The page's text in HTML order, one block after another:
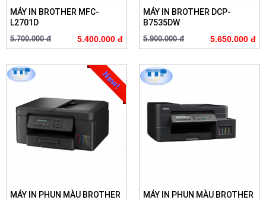
MÁY IN BROTHER MFC-
L2701D
5.700.000 đ 5.400.000 đ
MÁY IN BROTHER DCP-
B7535DW
5.900.000 đ 5.650.000 đ
MÁY IN PHUN MÀU BROTHER
MÁY IN PHUN MÀU BROTHER